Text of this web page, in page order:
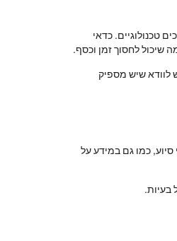
טכנולוגיים. כדאי
שיכול לחסוך זמן וכסף.
לוודא שיש מספיק
סיוע, כמו גם במידע על
בעיות.